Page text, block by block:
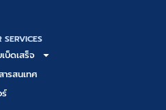
SERVICES
บ็ดเสร็จ
ารสนเทศ